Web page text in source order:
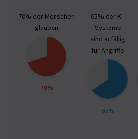
70% der Menschen
glauben
70%
65% der KI-
Systeme
sind anfällig
für Angriffe
65%